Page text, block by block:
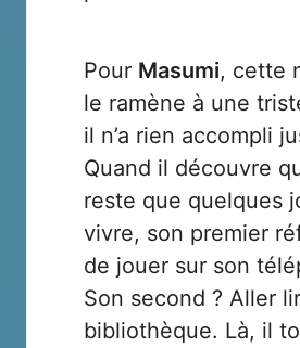
Pour Masumi, cette
le ramène à une
il n’a rien accompli
Quand il découvre
reste que quelques
vivre, son premier
de jouer sur son
Son second ? Aller
bibliothèque. Là, il